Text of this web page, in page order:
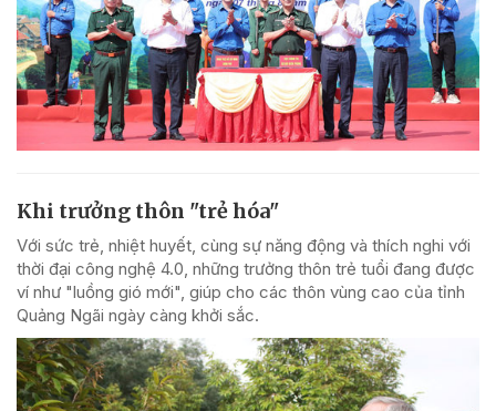
Khi trưởng thôn "trẻ hóa"
Với sức trẻ, nhiệt huyết, cùng sự năng động và thích nghi với
thời đại công nghệ 4.0, những trưởng thôn trẻ tuổi đang được
ví như "luồng gió mới", giúp cho các thôn vùng cao của tỉnh
Quảng Ngãi ngày càng khởi sắc.